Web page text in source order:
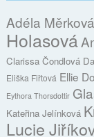
Adéla Měrková
Holasová
Clarissa Čondlová
Eliška Fiřtová Ellie
Eythora Thorsdottir
Kateřina Jelínková
Lucie